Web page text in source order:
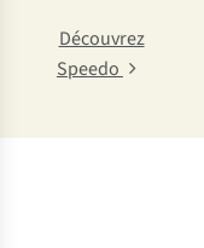
Découvrez
Speedo